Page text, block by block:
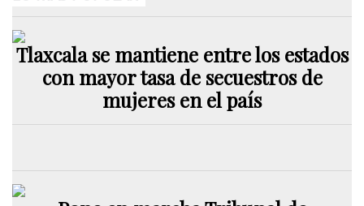
Tlaxcala se mantiene entre los estados
con mayor tasa de secuestros de
mujeres en el país